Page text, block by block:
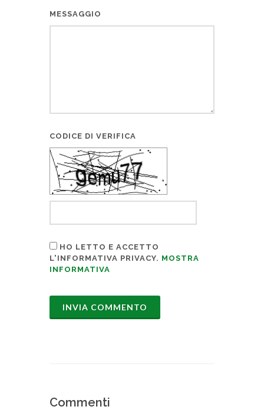
MESSAGGIO
CODICE DI VERIFICA
HO LETTO E ACCETTO
L'INFORMATIVA PRIVACY. MOSTRA
INFORMATIVA
Commenti